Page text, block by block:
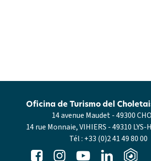
14 avenue Maudet - 49300
14 rue Monnaie, VIHIERS - 49310 LYS-
Tél : +33 (0)2 41 49 80 00
Oficina de Turismo del